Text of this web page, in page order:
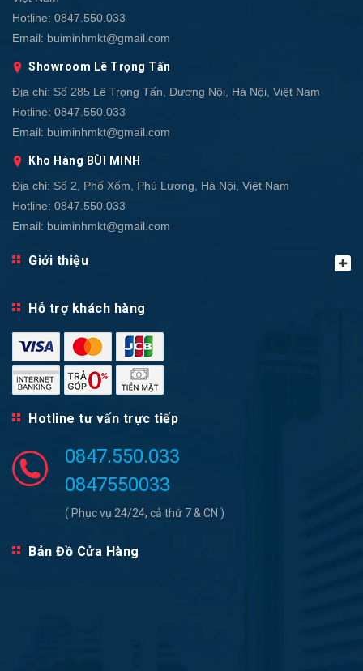
Hotline: 0847.550.033
Email: buiminhmkt@gmail.com
Showroom Lê Trọng Tấn
Địa chỉ: Số 285 Lê Trọng Tấn, Dương Nội, Hà Nội, Việt Nam
Hotline: 0847.550.033
Email: buiminhmkt@gmail.com
Kho Hàng BÙI MINH
Địa chỉ: Số 2, Phố Xốm, Phú Lương, Hà Nội, Việt Nam
Hotline: 0847.550.033
Email: buiminhmkt@gmail.com
Giới thiệu
Hỗ trợ khách hàng
Hotline tư vấn trực tiếp
0847.550.033
0847550033
( Phục vụ 24/24, cả thứ 7 & CN )
Bản Đồ Cửa Hàng